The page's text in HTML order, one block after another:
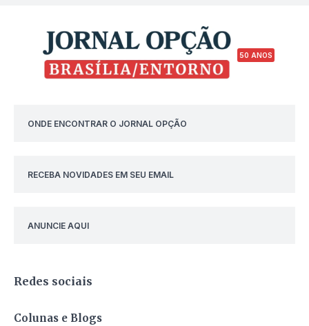
50 ANOS
ONDE ENCONTRAR O JORNAL OPÇÃO
RECEBA NOVIDADES EM SEU EMAIL
ANUNCIE AQUI
Redes sociais
Colunas e Blogs